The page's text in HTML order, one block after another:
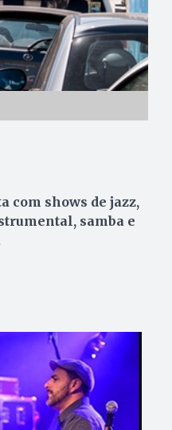
com shows de jazz,
samba e